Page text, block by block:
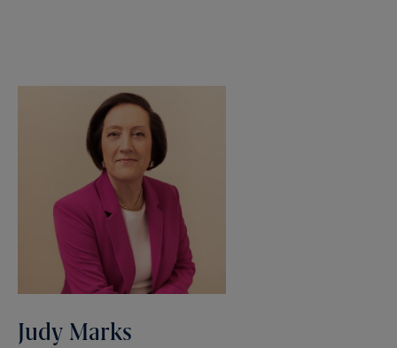
Judy Marks